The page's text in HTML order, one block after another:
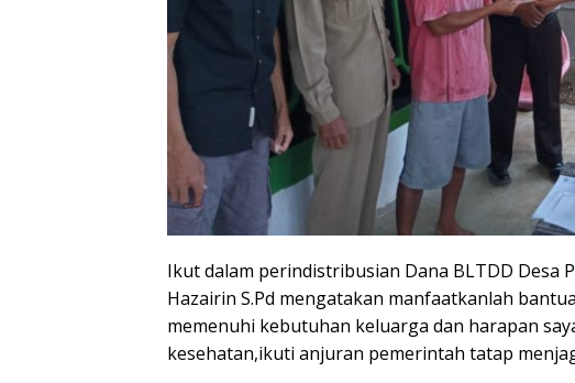
Ikut dalam perindistribusian Dana BLTDD Desa
Hazairin S.Pd mengatakan manfaatkanlah
memenuhi kebutuhan keluarga dan harapan
kesehatan,ikuti anjuran pemerintah tatap